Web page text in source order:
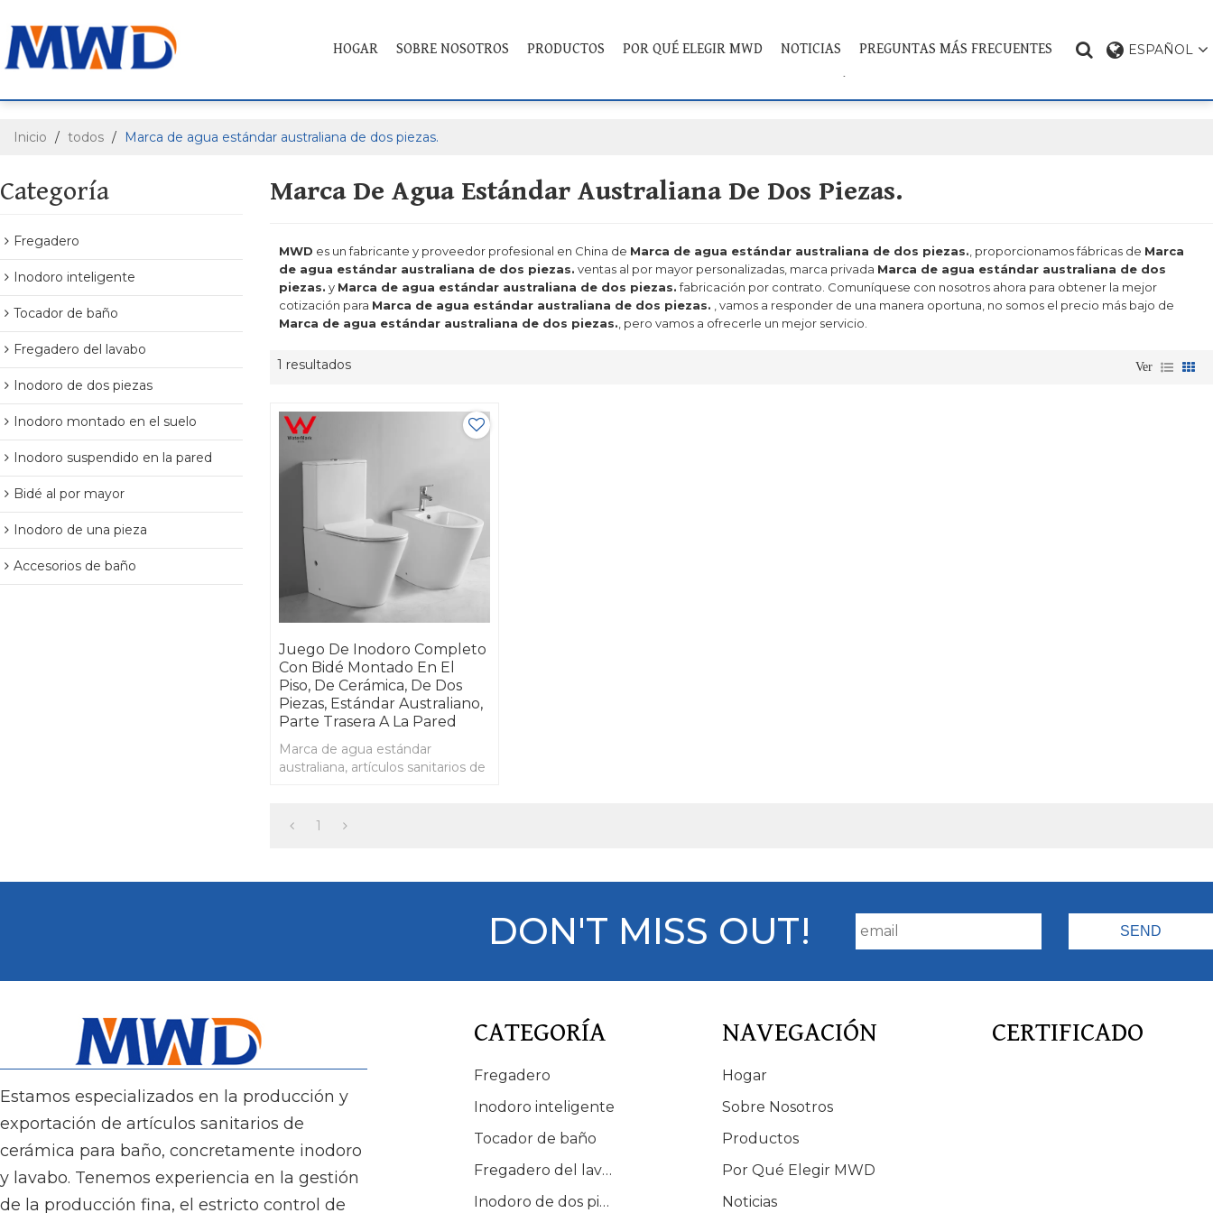
HOGAR SOBRE NOSOTROS PRODUCTOS POR QUÉ ELEGIR MWD NOTICIAS PREGUNTAS MÁS FRECUENTES ESPAÑOL
Inicio / todos / Marca de agua estándar australiana de dos piezas.
Categoría
Fregadero
Inodoro inteligente
Tocador de baño
Fregadero del lavabo
Inodoro de dos piezas
Inodoro montado en el suelo
Inodoro suspendido en la pared
Bidé al por mayor
Inodoro de una pieza
Accesorios de baño
Marca De Agua Estándar Australiana De Dos Piezas.
MWD es un fabricante y proveedor profesional en China de Marca de agua estándar australiana de dos piezas. , proporcionamos fábricas de Marca
de agua estándar australiana de dos piezas. ventas al por mayor personalizadas, marca privada Marca de agua estándar australiana de dos
piezas. y Marca de agua estándar australiana de dos piezas.fabricación por contrato. Comuníquese con nosotros ahora para obtener la mejor
cotización para Marca de agua estándar australiana de dos piezas. , vamos a responder de una manera oportuna, no somos el precio más bajo de
Marca de agua estándar australiana de dos piezas. , pero vamos a ofrecerle un mejor servicio.
1 resultados Ver
Juego De Inodoro Completo
Con Bidé Montado En El
Piso, De Cerámica, De Dos
Piezas, Estándar Australiano,
Parte Trasera A La Pared
Marca de agua estándar
australiana, artículos sanitarios de
conjunto completo de inodoro
1
DON'T MISS OUT!
Estamos especializados en la producción y
exportación de artículos sanitarios de
cerámica para baño, concretamente inodoro
y lavabo. Tenemos experiencia en la gestión
de la producción fina, el estricto control de
CATEGORÍA
Fregadero
Inodoro inteligente
Tocador de baño
Fregadero del lavabo
Inodoro de dos piezas
NAVEGACIÓN
Hogar
Sobre Nosotros
Productos
Por Qué Elegir MWD
Noticias
CERTIFICADO